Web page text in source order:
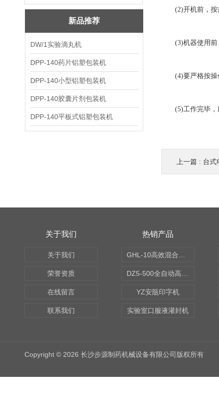
新品推荐
DW/1实验滴丸机
DPP-140药片铝塑包装机
DPP-140小型铝塑包装机
DPP-140胶囊片剂包装机
DPP-140平板式铝塑包装机
(2)开机前，按规
(3)机器使用前
(4)要严格按操作
(5)工作完毕，
上一篇 : 台式
关于我们
关于我们
荣誉资质
在线留言
联系我们
热销产品
YZ安瓿印字机
实验室口服液灌封机
Copyright © 2026 长沙步源制药机械设备有限公司版权所有